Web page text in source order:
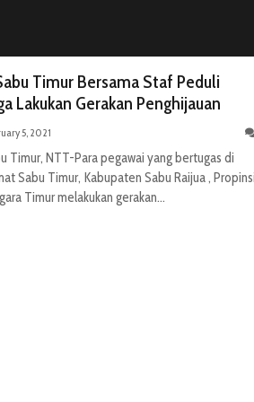
Timur Bersama Staf Peduli
Lakukan Gerakan Penghijauan
5, 2021
Timur, NTT-Para pegawai yang bertugas di
Sabu Timur, Kabupaten Sabu Raijua ,
Timur melakukan gerakan...